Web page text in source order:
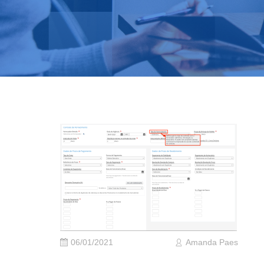
06/01/2021 Amanda Paes